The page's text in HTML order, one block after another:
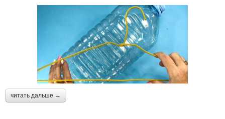
читать дальше →